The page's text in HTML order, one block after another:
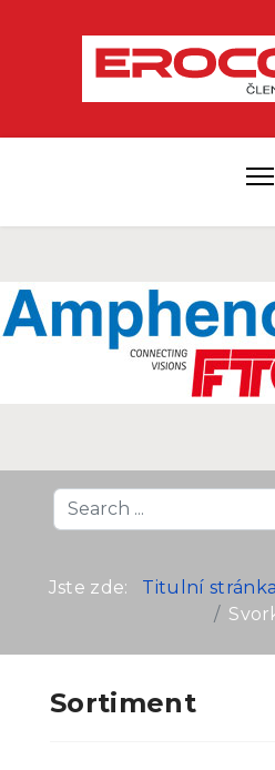
Search
...
Jste zde: Titulní stránka
Sortiment